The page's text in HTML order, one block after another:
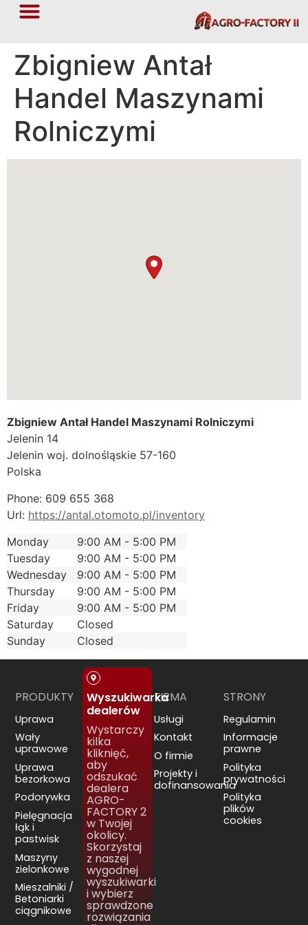
Zbigniew Antał
Handel Maszynami
Rolniczymi
Zbigniew Antał Handel Maszynami Rolniczymi
Jelenin 14
Jelenin woj. dolnośląskie 57-160
Polska
Phone: 609 655 368
Url: https://antal.otomoto.pl/inventory
Monday
9:00 AM - 5:00 PM
Tuesday
9:00 AM - 5:00 PM
Wednesday
9:00 AM - 5:00 PM
Thursday
9:00 AM - 5:00 PM
Friday
9:00 AM - 5:00 PM
Saturday
Closed
Sunday
Closed
FIRMA
Usługi
Kontakt
O firmie
Projekty i
dofinansowania
STRONY
Regulamin
Informacje
prawne
Polityka
prywatności
Polityka
plików
cookies
PRODUKTY
Uprawa
Wały
uprawowe
Uprawa
bezorkowa
Podorywka
Pielęgnacja
łąk i
pastwisk
Maszyny
zielonkowe
Mieszalniki /
Betoniarki
ciągnikowe
Wyszukiwarka
dealerów
Wystarczy
kilka
kliknięć,
aby
odszukać
dealera
AGRO-
FACTORY 2
w Twojej
okolicy.
Skorzystaj
z naszej
wygodnej
wyszukiwarki
i wybierz
sprawdzone
rozwiązania